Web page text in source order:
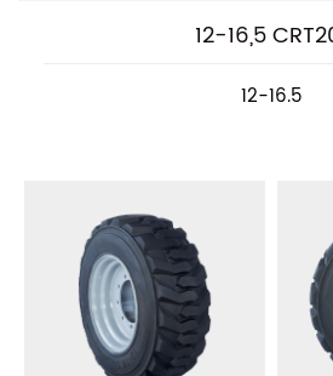
12-16,5
12-16.5